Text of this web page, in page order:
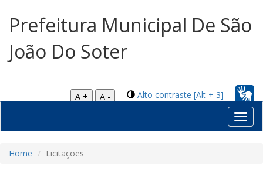
Prefeitura Municipal De São
João Do Soter
Alto contraste [Alt + 3]
A +
A -
Home Licitações